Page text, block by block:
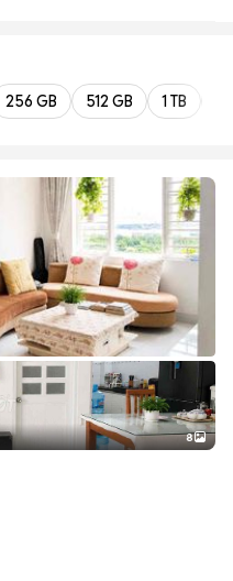
256 GB 512 GB 1 TB
+2
8